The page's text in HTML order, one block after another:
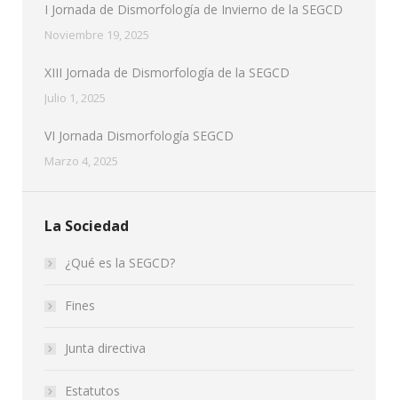
I Jornada de Dismorfología de Invierno de la SEGCD
Noviembre 19, 2025
XIII Jornada de Dismorfología de la SEGCD
Julio 1, 2025
VI Jornada Dismorfología SEGCD
Marzo 4, 2025
La Sociedad
¿Qué es la SEGCD?
Fines
Junta directiva
Estatutos